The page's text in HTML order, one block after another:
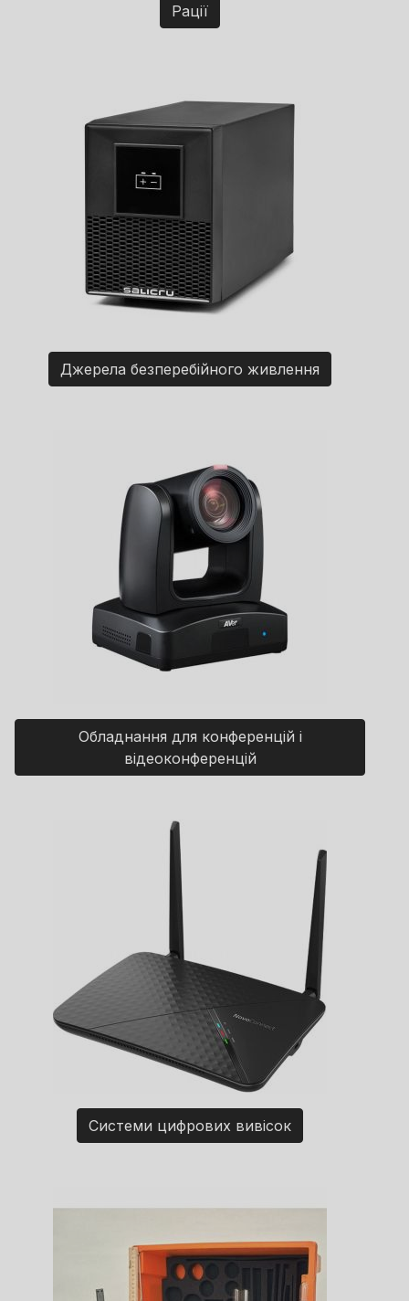
Рації
Джерела безперебійного живлення
Обладнання для конференцій і
відеоконференцій
Системи цифрових вивісок